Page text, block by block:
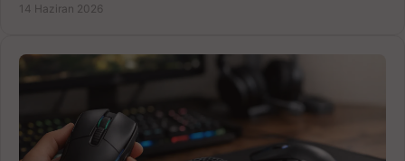
14 Haziran 2026